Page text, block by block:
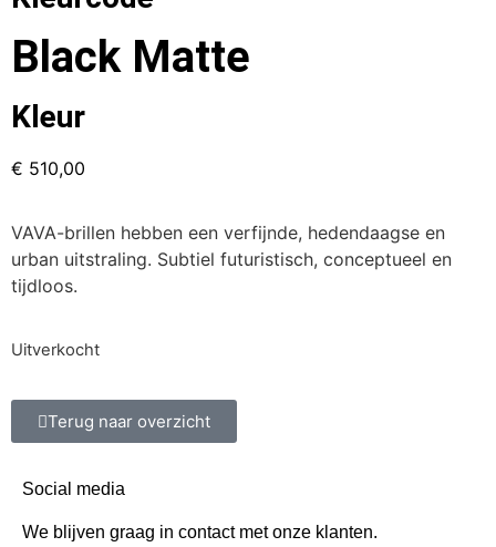
Black Matte
Kleur
€ 510,00
VAVA-brillen hebben een verfijnde, hedendaagse en
urban uitstraling. Subtiel futuristisch, conceptueel en
tijdloos.
Uitverkocht
Terug naar overzicht
Social media
We blijven graag in contact met onze klanten.